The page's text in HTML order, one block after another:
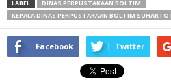
LABEL
DINAS PERPUSTAKAAN BOLTIM
KEPALA DINAS PERPUSTAKAAN BOLTIM
Facebook Twitter